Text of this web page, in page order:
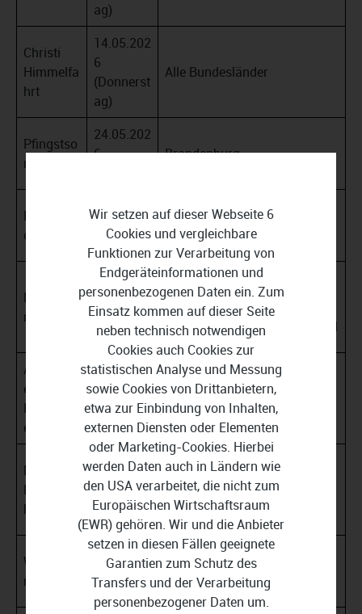
ag)
Christi
Himmelfa
hrt
14.05.202
6
(Donnerst
ag)
Alle Bundesländer
Pfingstso
nntag
24.05.202
6
Brandenburg
Pfingstm
ontag
25.05.202
(Montag)
Alle Bundesländer
Fronleich
nam
04.06.202
6
(Donnerst
ag)
Baden-Württemberg, Bayern,
Hessen, Nordrhein-Westfalen,
Rheinland-Pfalz und Saarland
Augsburg
er
Friedensf
est
08.08.202
6
(Samstag
)
Bayern
Mariä
Himmelfa
hrt
15.08.202
6
(Samstag
)
Bayern und Saarland
Weltkinde
rtag
20.09.202
(Sonntag)
Thüringen
Wir setzen auf dieser Webseite 6
Cookies und vergleichbare
Funktionen zur Verarbeitung von
Endgeräteinformationen und
personenbezogenen Daten ein. Zum
Einsatz kommen auf dieser Seite
neben technisch notwendigen
Cookies auch Cookies zur
statistischen Analyse und Messung
sowie Cookies von Drittanbietern,
etwa zur Einbindung von Inhalten,
externen Diensten oder Elementen
oder Marketing-Cookies. Hierbei
werden Daten auch in Ländern wie
den USA verarbeitet, die nicht zum
Europäischen Wirtschaftsraum
(EWR) gehören. Wir und die Anbieter
setzen in diesen Fällen geeignete
Garantien zum Schutz des
Transfers und der Verarbeitung
personenbezogener Daten um.